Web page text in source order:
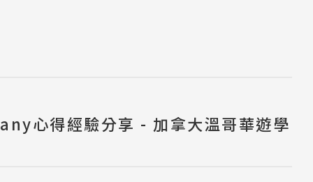
心得經驗分享 - 加拿大溫哥華遊學